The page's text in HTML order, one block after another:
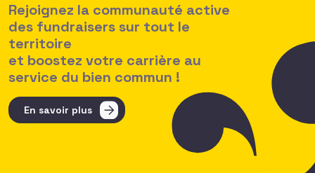
Rejoignez la communauté active
des fundraisers sur tout le
territoire
et boostez votre carrière au
service du bien commun !
En savoir plus